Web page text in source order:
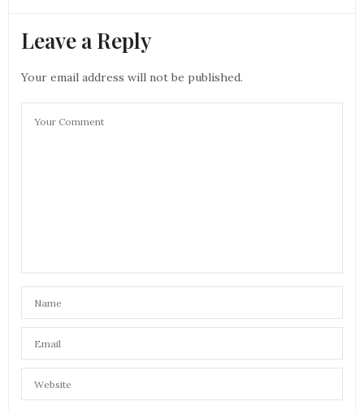
Leave a Reply
Your email address will not be published.